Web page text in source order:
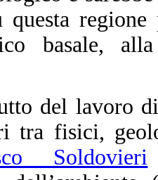
questa
basale,
del lavoro
tra fisici,
Soldovieri